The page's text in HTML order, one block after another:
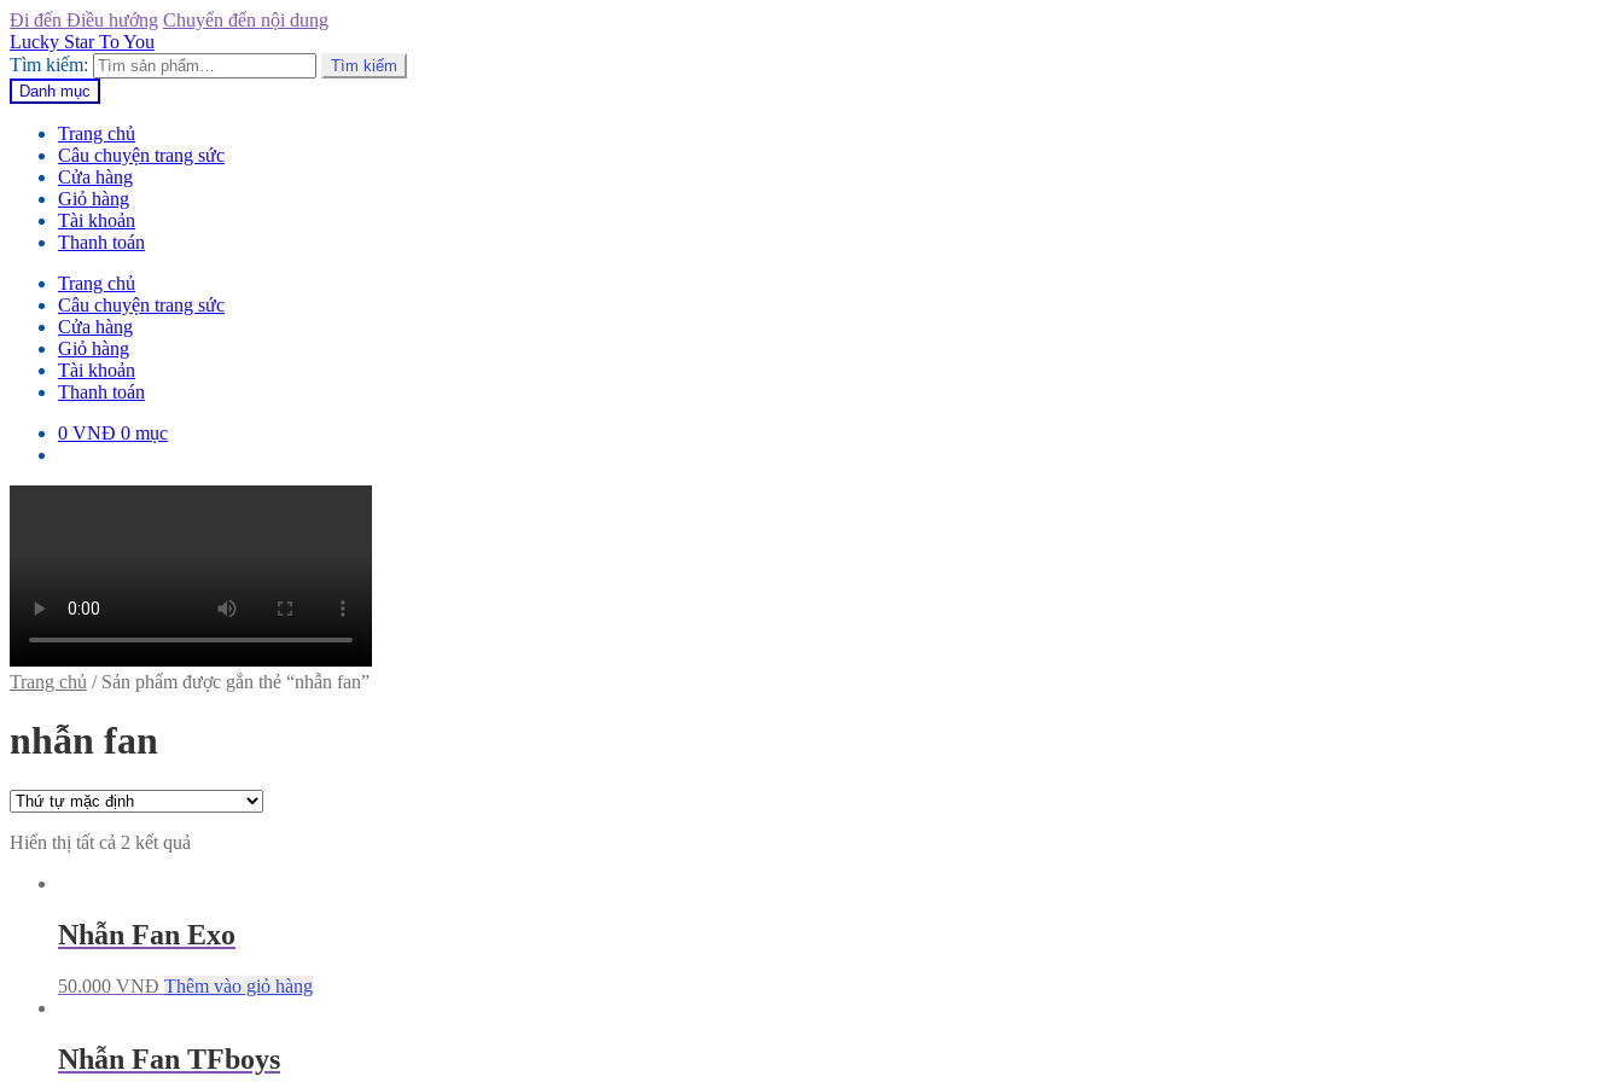
Đi đến Điều hướng Chuyển đến nội dung
Lucky Star To You
Tìm kiếm:
Tìm kiếm
Danh mục
Trang chủ
Câu chuyện trang sức
Cửa hàng
Giỏ hàng
Tài khoản
Thanh toán
Trang chủ
Câu chuyện trang sức
Cửa hàng
Giỏ hàng
Tài khoản
Thanh toán
0 VNĐ 0 mục
Trang chủ / Sản phẩm được gắn thẻ “nhẫn fan”
nhẫn fan
Hiển thị tất cả 2 kết quả
Nhẫn Fan Exo
50.000 VNĐ Thêm vào giỏ hàng
Nhẫn Fan TFboys